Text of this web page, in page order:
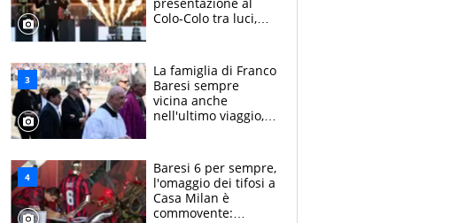
Colo-Colo tra luci,
La famiglia di Franco
Baresi sempre
vicina anche
nell'ultimo viaggio,
circondati
dall'affetto dei tifosi
Baresi 6 per sempre,
l'omaggio dei tifosi a
Casa Milan è
commovente: